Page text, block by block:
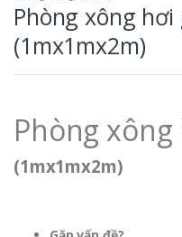
Phòng xông
(1mx1mx2m)
Phòng
(1mx1mx2m)